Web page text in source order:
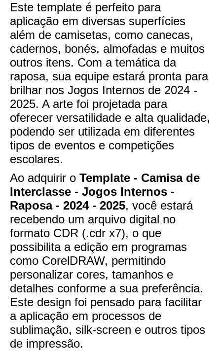
Este template é perfeito para
aplicação em diversas superfícies
além de camisetas, como canecas,
cadernos, bonés, almofadas e muitos
outros itens. Com a temática da
raposa, sua equipe estará pronta para
brilhar nos Jogos Internos de 2024 -
2025. A arte foi projetada para
oferecer versatilidade e alta qualidade,
podendo ser utilizada em diferentes
tipos de eventos e competições
escolares.
Ao adquirir o Template - Camisa de
Interclasse - Jogos Internos -
Raposa - 2024 - 2025, você estará
recebendo um arquivo digital no
formato CDR (.cdr x7), o que
possibilita a edição em programas
como CorelDRAW, permitindo
personalizar cores, tamanhos e
detalhes conforme a sua preferência.
Este design foi pensado para facilitar
a aplicação em processos de
sublimação, silk-screen e outros tipos
de impressão.